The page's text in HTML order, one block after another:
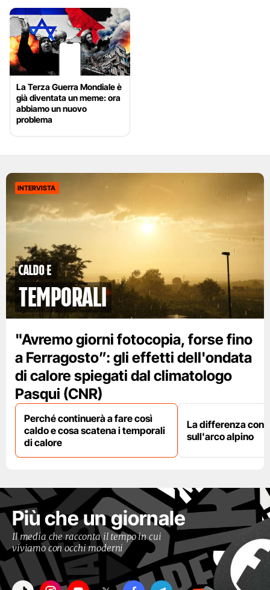
La Terza Guerra Mondiale è
già diventata un meme: ora
abbiamo un nuovo
problema
INTERVISTA
caldo e
temporali
"Avremo giorni fotocopia, forse fino
a Ferragosto”: gli effetti dell'ondata
di calore spiegati dal climatologo
Pasqui (CNR)
Perché continuerà a fare così
caldo e cosa scatena i temporali
di calore
La differenza con
sull'arco alpino
Più che un giornale
Il media che racconta il tempo in cui
viviamo con occhi moderni